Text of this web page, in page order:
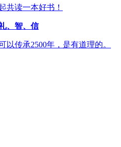
共读一本好书！
、智、信
以传承2500年，是有道理的。